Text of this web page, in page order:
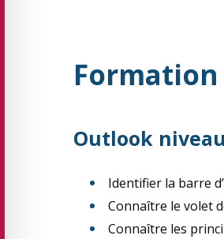
Outlook
Identifier la barre
Connaître le volet
Connaître les